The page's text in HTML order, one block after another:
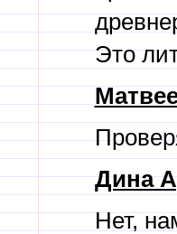
Это
Дина
Нет,